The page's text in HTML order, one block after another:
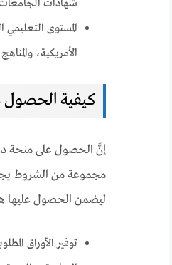
شهادات الجامعات
المستوى التعليمي
الأمريكية،
كيفية الحصول
إنَّ الحصول على منحة
مجموعة من الشروط
ليضمن الحصول عليها
توفير الأوراق